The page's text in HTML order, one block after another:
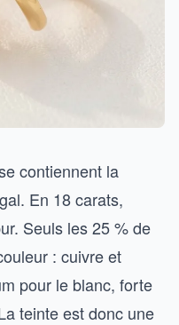
contiennent la
En 18 carats,
Seuls les 25 % de
: cuivre et
pour le blanc, forte
teinte est donc une